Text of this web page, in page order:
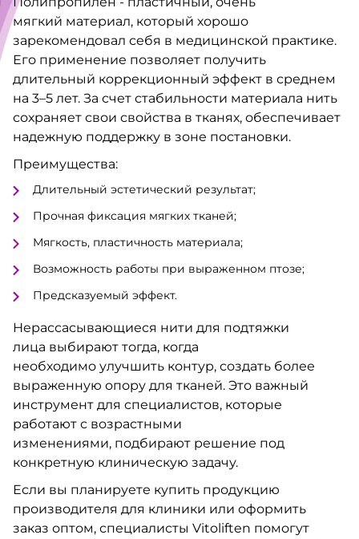
мягкий материал, который хорошо
зарекомендовал себя в медицинской практике.
Его применение позволяет получить
длительный коррекционный эффект в среднем
на 3–5 лет. За счет стабильности материала нить
сохраняет свои свойства в тканях, обеспечивает
надежную поддержку в зоне постановки.
Преимущества:
Длительный эстетический результат;
Прочная фиксация мягких тканей;
Мягкость, пластичность материала;
Возможность работы при выраженном птозе;
Предсказуемый эффект.
Нерассасывающиеся нити для подтяжки
лица выбирают тогда, когда
необходимо улучшить контур, создать более
выраженную опору для тканей. Это важный
инструмент для специалистов, которые
работают с возрастными
изменениями, подбирают решение под
конкретную клиническую задачу.
Если вы планируете купить продукцию
производителя для клиники или оформить
заказ оптом, специалисты Vitoliften помогут